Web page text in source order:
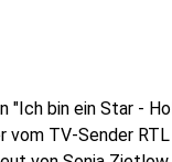
bin ein Star -
vom TV-Sender